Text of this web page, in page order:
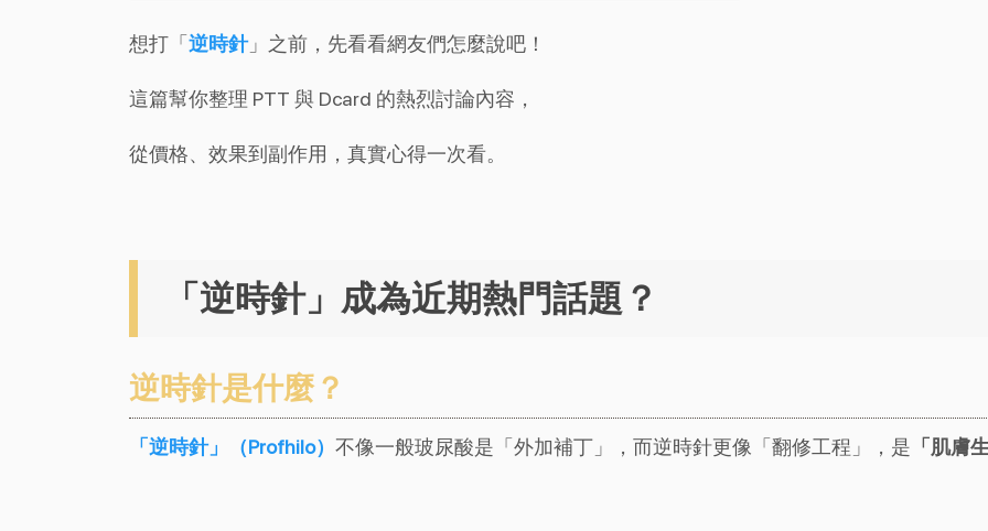
想打「 逆時針」之前，先看看網友們怎麼說吧！
這篇幫你整理 PTT 與 Dcard 的熱烈討論內容，
從價格、效果到副作用，真實心得一次看。
「逆時針」成為近期熱門話題？
逆時針是什麼？
「逆時針」（Profhilo） 不像一般玻尿酸是「外加補丁」，而逆時針更像「翻修工程」，是 「肌膚